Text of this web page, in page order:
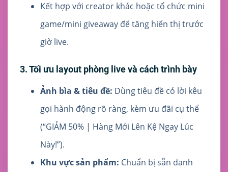
Kết hợp với creator khác hoặc tổ chức mini
game/mini giveaway để tăng hiển thị trước
giờ live.
3. Tối ưu layout phòng live và cách trình bày
Ảnh bìa & tiêu đề: Dùng tiêu đề có lời kêu
gọi hành động rõ ràng, kèm ưu đãi cụ thể
(“GIẢM 50% | Hàng Mới Lên Kệ Ngay Lúc
Này!”).
Khu vực sản phẩm: Chuẩn bị sẵn danh